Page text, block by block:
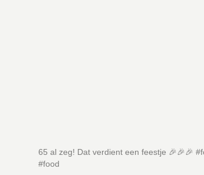
65 al zeg! Dat verdient een feestje 🎉🎉🎉
#food